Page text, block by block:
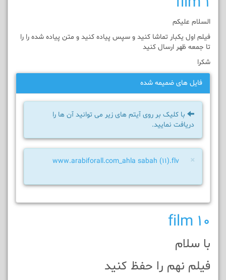
السلام عليکم
فيلم اول یکبار تماشا کنيد و سپس پیاده کنيد و متن پیاده شده را را
تا جمعه ظهر ارسال کنيد
شکرا
فایل های ضمیمه شده
با کلیک بر روی آیتم های زیر می توانید آن ها را
دریافت نمایید.
×
www.arabiforall.com_ahla sabah (11).flv
film 10
با سلام
فيلم نهم را حفظ کنيد